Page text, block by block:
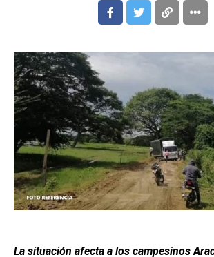
La situación afecta a los campesinos